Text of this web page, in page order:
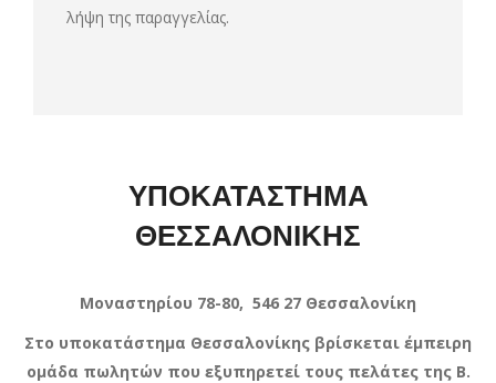
λήψη της παραγγελίας.
ΥΠΟΚΑΤΑΣΤΗΜΑ
ΘΕΣΣΑΛΟΝΙΚΗΣ
Μοναστηρίου 78-80, 546 27 Θεσσαλονίκη
Στο υποκατάστημα Θεσσαλονίκης βρίσκεται έμπειρη
ομάδα πωλητών που εξυπηρετεί τους πελάτες της Β.